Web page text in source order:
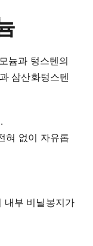
문의하기
늄과 텅스텐의
삼산화텅스텐
혀 없이 자유롭
내부 비닐봉지가